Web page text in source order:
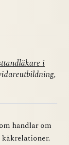
i
handlar om